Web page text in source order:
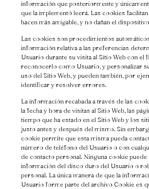
información que posteriormente y
que la implementó leerá. Las cookies facilitan
hacen más amigable, y no dañan el
Las cookies son procedimientos
información relativa a las preferencias
Usuario durante su visita al Sitio Web con el
reconocerlo como Usuario, y personalizar
uso del Sitio Web, y pueden también, por
identificar y resolver errores.
La información recabada a través de las
la fecha y hora de visitas al Sitio Web, las
tiempo que ha estado en el Sitio Web y los
justo antes y después del mismo. Sin
cookie permite que esta misma pueda
número de teléfono del Usuario o con
de contacto personal. Ninguna cookie puede
información del disco duro del Usuario o
personal. La única manera de que la
Usuario forme parte del archivo Cookie es